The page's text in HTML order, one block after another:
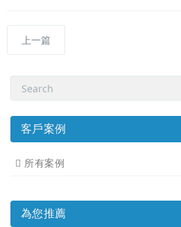
上一篇
客戶案例
所有案例
為您推薦